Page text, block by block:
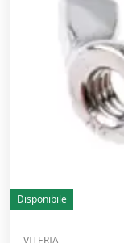
Disponibile
VITERIA